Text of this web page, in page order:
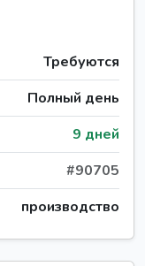
Требуются
Полный день
9 дней
#90705
производство